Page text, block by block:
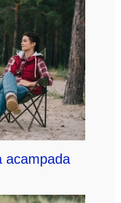
acampada